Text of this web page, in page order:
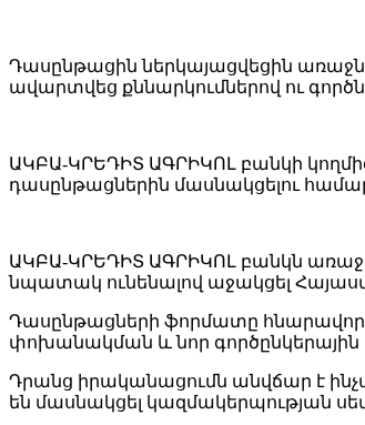
Դասընթացին ներկայացվեցին
ավարտվեց քննարկումներով ու
ԱԿԲԱ-ԿՐԵԴԻՏ ԱԳՐԻԿՈԼ բանկի
դասընթացներին մասնակցելու համար
ԱԿԲԱ-ԿՐԵԴԻՏ ԱԳՐԻԿՈԼ բանկն
նպատակ ունենալով աջակցել
Դասընթացների ֆորմատը
փոխանակման և նոր
Դրանց իրականացումն անվճար է
են մասնակցել կազմակերպության